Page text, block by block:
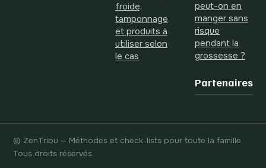
froide,
tamponnage
et produits à
utiliser selon
le cas
peut-on en
manger sans
risque
pendant la
grossesse ?
Partenaires
© ZenTribu — Méthodes et check-lists pour toute la famille.
Tous droits réservés.